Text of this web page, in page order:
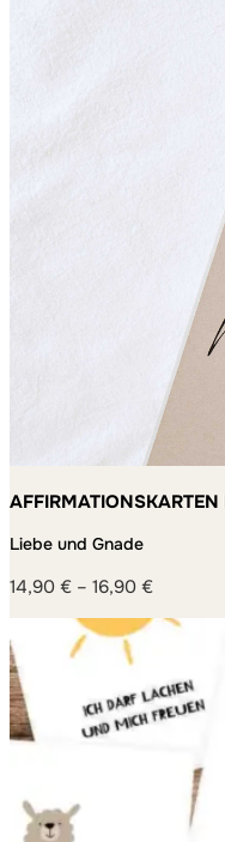
Liebe und Gnade
14,90 € – 16,90 €
14,90 €
16,90 €